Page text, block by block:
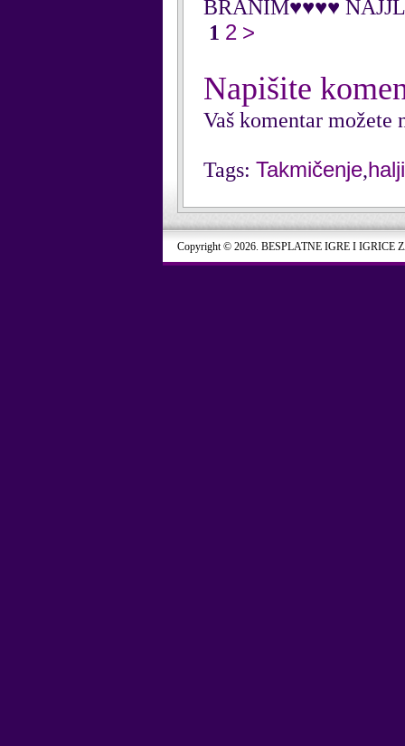
BRANIM♥♥♥♥
1 2 >
Napišite
Vaš komentar možete
Tags: Takmičenje,
Copyright © 2026. BESPLATNE IGRE I IGRICE